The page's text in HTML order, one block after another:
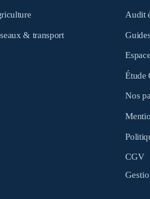
& transport
Audit
Étude
Nos
CGV